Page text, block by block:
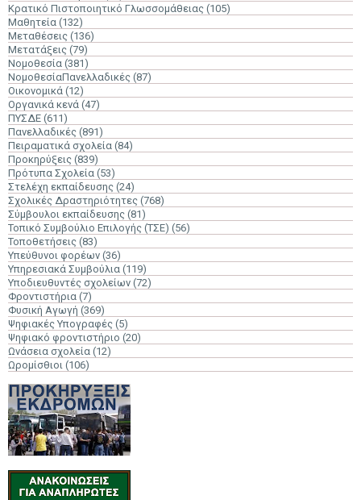
Κρατικό Πιστοποιητικό Γλωσσομάθειας (105)
Μαθητεία (132)
Μεταθέσεις (136)
Μετατάξεις (79)
Νομοθεσία (381)
ΝομοθεσίαΠανελλαδικές (87)
Οικονομικά (12)
Οργανικά κενά (47)
ΠΥΣΔΕ (611)
Πανελλαδικές (891)
Πειραματικά σχολεία (84)
Προκηρύξεις (839)
Πρότυπα Σχολεία (53)
Στελέχη εκπαίδευσης (24)
Σχολικές Δραστηριότητες (768)
Σύμβουλοι εκπαίδευσης (81)
Τοπικό Συμβούλιο Επιλογής (ΤΣΕ) (56)
Τοποθετήσεις (83)
Υπεύθυνοι φορέων (36)
Υπηρεσιακά Συμβούλια (119)
Υποδιευθυντές σχολείων (72)
Φροντιστήρια (7)
Φυσική Αγωγή (369)
Ψηφιακές Υπογραφές (5)
Ψηφιακό φροντιστήριο (20)
Ωνάσεια σχολεία (12)
Ωρομίσθιοι (106)